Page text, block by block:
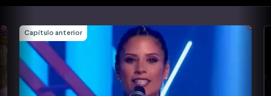
Capítulo anterior